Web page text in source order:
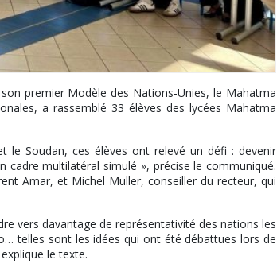
premier Modèle des Nations-Unies, le Mahatma
a rassemblé 33 élèves des lycées Mahatma
le Soudan, ces élèves ont relevé un défi : devenir
cadre multilatéral simulé », précise le communiqué.
Amar, et Michel Muller, conseiller du recteur, qui
vers davantage de représentativité des nations les
telles sont les idées qui ont été débattues lors de
le texte.